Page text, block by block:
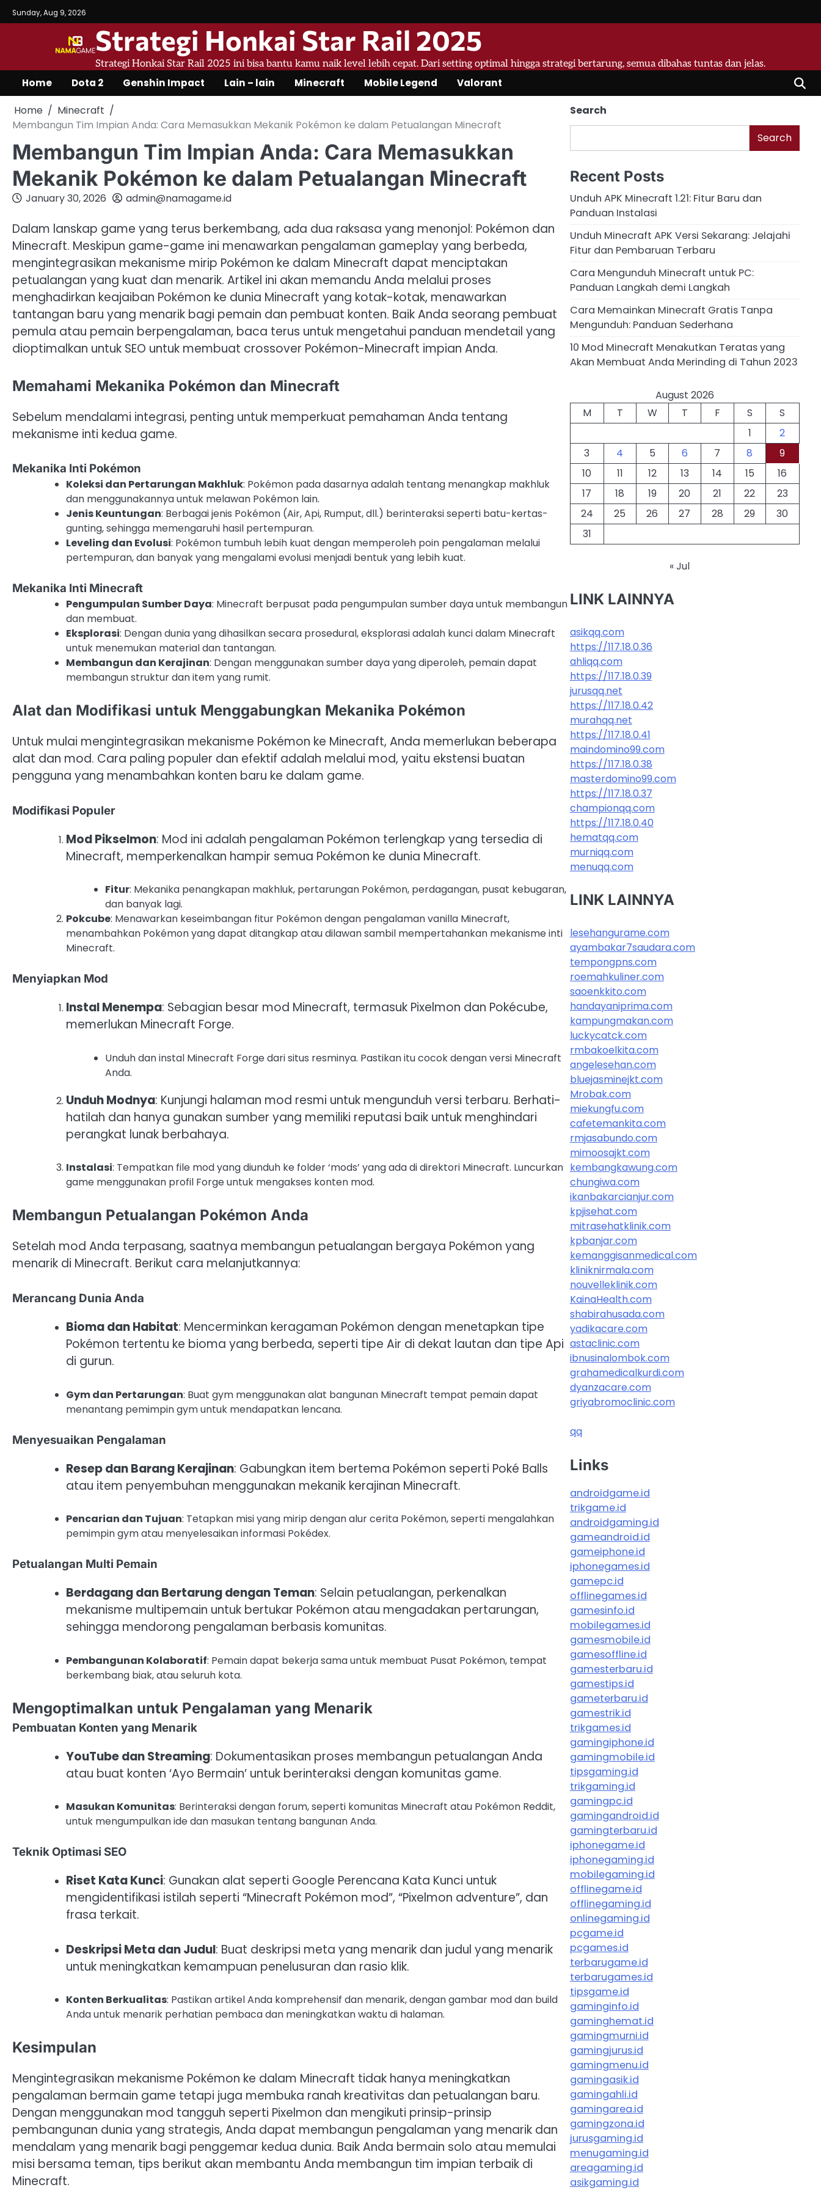
Skip
to
Sunday, Aug 9, 2026
Strategi Honkai Star Rail 2025
Strategi Honkai Star Rail 2025 ini bisa bantu kamu naik level lebih cepat. Dari setting optimal hingga strategi bertarung, semua dibahas tuntas dan jelas.
Home Dota 2 Genshin Impact Lain – lain Minecraft Mobile Legend Valorant
Home
Minecraft
Membangun Tim Impian Anda: Cara Memasukkan Mekanik Pokémon ke dalam Petualangan Minecraft
Membangun Tim Impian Anda: Cara Memasukkan
Mekanik Pokémon ke dalam Petualangan Minecraft
January 30, 2026 admin@namagame.id
Dalam lanskap game yang terus berkembang, ada dua raksasa yang menonjol: Pokémon dan
Minecraft. Meskipun game-game ini menawarkan pengalaman gameplay yang berbeda,
mengintegrasikan mekanisme mirip Pokémon ke dalam Minecraft dapat menciptakan
petualangan yang kuat dan menarik. Artikel ini akan memandu Anda melalui proses
menghadirkan keajaiban Pokémon ke dunia Minecraft yang kotak-kotak, menawarkan
tantangan baru yang menarik bagi pemain dan pembuat konten. Baik Anda seorang pembuat
pemula atau pemain berpengalaman, baca terus untuk mengetahui panduan mendetail yang
dioptimalkan untuk SEO untuk membuat crossover Pokémon-Minecraft impian Anda.
Memahami Mekanika Pokémon dan Minecraft
Sebelum mendalami integrasi, penting untuk memperkuat pemahaman Anda tentang
mekanisme inti kedua game.
Mekanika Inti Pokémon
Koleksi dan Pertarungan Makhluk: Pokémon pada dasarnya adalah tentang menangkap makhluk
dan menggunakannya untuk melawan Pokémon lain.
Jenis Keuntungan: Berbagai jenis Pokémon (Air, Api, Rumput, dll.) berinteraksi seperti batu-kertas-
gunting, sehingga memengaruhi hasil pertempuran.
Leveling dan Evolusi: Pokémon tumbuh lebih kuat dengan memperoleh poin pengalaman melalui
pertempuran, dan banyak yang mengalami evolusi menjadi bentuk yang lebih kuat.
Mekanika Inti Minecraft
Pengumpulan Sumber Daya: Minecraft berpusat pada pengumpulan sumber daya untuk membangun
dan membuat.
Eksplorasi: Dengan dunia yang dihasilkan secara prosedural, eksplorasi adalah kunci dalam Minecraft
untuk menemukan material dan tantangan.
Membangun dan Kerajinan: Dengan menggunakan sumber daya yang diperoleh, pemain dapat
membangun struktur dan item yang rumit.
Alat dan Modifikasi untuk Menggabungkan Mekanika Pokémon
Untuk mulai mengintegrasikan mekanisme Pokémon ke Minecraft, Anda memerlukan beberapa
alat dan mod. Cara paling populer dan efektif adalah melalui mod, yaitu ekstensi buatan
pengguna yang menambahkan konten baru ke dalam game.
Modifikasi Populer
Mod Pikselmon: Mod ini adalah pengalaman Pokémon terlengkap yang tersedia di
Minecraft, memperkenalkan hampir semua Pokémon ke dunia Minecraft.
Fitur: Mekanika penangkapan makhluk, pertarungan Pokémon, perdagangan, pusat kebugaran,
dan banyak lagi.
Pokcube: Menawarkan keseimbangan fitur Pokémon dengan pengalaman vanilla Minecraft,
menambahkan Pokémon yang dapat ditangkap atau dilawan sambil mempertahankan mekanisme inti
Minecraft.
Menyiapkan Mod
Instal Menempa: Sebagian besar mod Minecraft, termasuk Pixelmon dan Pokécube,
memerlukan Minecraft Forge.
Unduh dan instal Minecraft Forge dari situs resminya. Pastikan itu cocok dengan versi Minecraft
Anda.
Unduh Modnya: Kunjungi halaman mod resmi untuk mengunduh versi terbaru. Berhati-
hatilah dan hanya gunakan sumber yang memiliki reputasi baik untuk menghindari
perangkat lunak berbahaya.
Instalasi: Tempatkan file mod yang diunduh ke folder ‘mods’ yang ada di direktori Minecraft. Luncurkan
game menggunakan profil Forge untuk mengakses konten mod.
Membangun Petualangan Pokémon Anda
Setelah mod Anda terpasang, saatnya membangun petualangan bergaya Pokémon yang
menarik di Minecraft. Berikut cara melanjutkannya:
Merancang Dunia Anda
Bioma dan Habitat: Mencerminkan keragaman Pokémon dengan menetapkan tipe
Pokémon tertentu ke bioma yang berbeda, seperti tipe Air di dekat lautan dan tipe Api
di gurun.
Gym dan Pertarungan: Buat gym menggunakan alat bangunan Minecraft tempat pemain dapat
menantang pemimpin gym untuk mendapatkan lencana.
Menyesuaikan Pengalaman
Resep dan Barang Kerajinan: Gabungkan item bertema Pokémon seperti Poké Balls
atau item penyembuhan menggunakan mekanik kerajinan Minecraft.
Pencarian dan Tujuan: Tetapkan misi yang mirip dengan alur cerita Pokémon, seperti mengalahkan
pemimpin gym atau menyelesaikan informasi Pokédex.
Petualangan Multi Pemain
Berdagang dan Bertarung dengan Teman: Selain petualangan, perkenalkan
mekanisme multipemain untuk bertukar Pokémon atau mengadakan pertarungan,
sehingga mendorong pengalaman berbasis komunitas.
Pembangunan Kolaboratif: Pemain dapat bekerja sama untuk membuat Pusat Pokémon, tempat
berkembang biak, atau seluruh kota.
Mengoptimalkan untuk Pengalaman yang Menarik
Pembuatan Konten yang Menarik
YouTube dan Streaming: Dokumentasikan proses membangun petualangan Anda
atau buat konten ‘Ayo Bermain’ untuk berinteraksi dengan komunitas game.
Masukan Komunitas: Berinteraksi dengan forum, seperti komunitas Minecraft atau Pokémon Reddit,
untuk mengumpulkan ide dan masukan tentang bangunan Anda.
Teknik Optimasi SEO
Riset Kata Kunci: Gunakan alat seperti Google Perencana Kata Kunci untuk
mengidentifikasi istilah seperti “Minecraft Pokémon mod”, “Pixelmon adventure”, dan
frasa terkait.
Deskripsi Meta dan Judul: Buat deskripsi meta yang menarik dan judul yang menarik
untuk meningkatkan kemampuan penelusuran dan rasio klik.
Konten Berkualitas: Pastikan artikel Anda komprehensif dan menarik, dengan gambar mod dan build
Anda untuk menarik perhatian pembaca dan meningkatkan waktu di halaman.
Kesimpulan
Mengintegrasikan mekanisme Pokémon ke dalam Minecraft tidak hanya meningkatkan
pengalaman bermain game tetapi juga membuka ranah kreativitas dan petualangan baru.
Dengan menggunakan mod tangguh seperti Pixelmon dan mengikuti prinsip-prinsip
pembangunan dunia yang strategis, Anda dapat membangun pengalaman yang menarik dan
mendalam yang menarik bagi penggemar kedua dunia. Baik Anda bermain solo atau memulai
misi bersama teman, tips berikut akan membantu Anda membangun tim impian terbaik di
Minecraft.
Search
Search
Recent Posts
Unduh APK Minecraft 1.21: Fitur Baru dan
Panduan Instalasi
Unduh Minecraft APK Versi Sekarang: Jelajahi
Fitur dan Pembaruan Terbaru
Cara Mengunduh Minecraft untuk PC:
Panduan Langkah demi Langkah
Cara Memainkan Minecraft Gratis Tanpa
Mengunduh: Panduan Sederhana
10 Mod Minecraft Menakutkan Teratas yang
Akan Membuat Anda Merinding di Tahun 2023
August 2026
M
T W T F S
S
1
2
3
4 5 6 7 8
9
10
11 12 13 14 15
16
17
18 19 20 21 22
23
24
25 26 27 28 29
30
31
« Jul
LINK LAINNYA
asikqq.com
https://117.18.0.36
ahliqq.com
https://117.18.0.39
jurusqq.net
https://117.18.0.42
murahqq.net
https://117.18.0.41
maindomino99.com
https://117.18.0.38
masterdomino99.com
https://117.18.0.37
championqq.com
https://117.18.0.40
hematqq.com
murniqq.com
menuqq.com
LINK LAINNYA
lesehangurame.com
ayambakar7saudara.com
tempongpns.com
roemahkuliner.com
saoenkkito.com
handayaniprima.com
kampungmakan.com
luckycatck.com
rmbakoelkita.com
angelesehan.com
bluejasminejkt.com
Mrobak.com
miekungfu.com
cafetemankita.com
rmjasabundo.com
mimoosajkt.com
kembangkawung.com
chungiwa.com
ikanbakarcianjur.com
kpjisehat.com
mitrasehatklinik.com
kpbanjar.com
kemanggisanmedical.com
kliniknirmala.com
nouvelleklinik.com
KainaHealth.com
shabirahusada.com
yadikacare.com
astaclinic.com
ibnusinalombok.com
grahamedicalkurdi.com
dyanzacare.com
griyabromoclinic.com
qq
Links
androidgame.id
trikgame.id
androidgaming.id
gameandroid.id
gameiphone.id
iphonegames.id
gamepc.id
offlinegames.id
gamesinfo.id
mobilegames.id
gamesmobile.id
gamesoffline.id
gamesterbaru.id
gamestips.id
gameterbaru.id
gamestrik.id
trikgames.id
gamingiphone.id
gamingmobile.id
tipsgaming.id
trikgaming.id
gamingpc.id
gamingandroid.id
gamingterbaru.id
iphonegame.id
iphonegaming.id
mobilegaming.id
offlinegame.id
offlinegaming.id
onlinegaming.id
pcgame.id
pcgames.id
terbarugame.id
terbarugames.id
tipsgame.id
gaminginfo.id
gaminghemat.id
gamingmurni.id
gamingjurus.id
gamingmenu.id
gamingasik.id
gamingahli.id
gamingarea.id
gamingzona.id
jurusgaming.id
menugaming.id
areagaming.id
asikgaming.id